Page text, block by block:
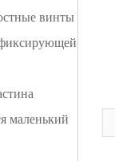
винты
маленький